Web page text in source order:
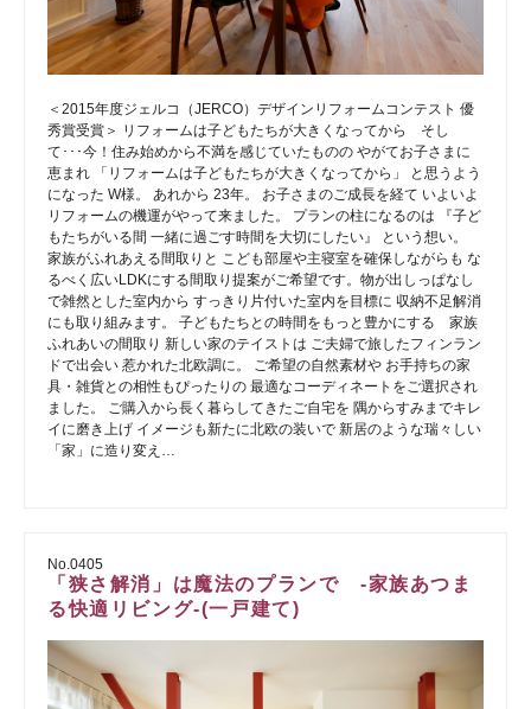
＜2015年度ジェルコ（JERCO）デザインリフォームコンテスト 優
秀賞受賞＞ リフォームは子どもたちが大きくなってから そし
て･･･今！住み始めから不満を感じていたものの やがてお子さまに
恵まれ 「リフォームは子どもたちが大きくなってから」 と思うよう
になった W様。 あれから 23年。 お子さまのご成長を経て いよいよ
リフォームの機運がやって来ました。 プランの柱になるのは 『子ど
もたちがいる間 一緒に過ごす時間を大切にしたい』 という想い。
家族がふれあえる間取りと こども部屋や主寝室を確保しながらも な
るべく広いLDKにする間取り提案がご希望です。物が出しっぱなし
で雑然とした室内から すっきり片付いた室内を目標に 収納不足解消
にも取り組みます。 子どもたちとの時間をもっと豊かにする 家族
ふれあいの間取り 新しい家のテイストは ご夫婦で旅したフィンラン
ドで出会い 惹かれた北欧調に。 ご希望の自然素材や お手持ちの家
具・雑貨との相性もぴったりの 最適なコーディネートをご選択され
ました。 ご購入から長く暮らしてきたご自宅を 隅からすみまでキレ
イに磨き上げ イメージも新たに北欧の装いで 新居のような瑞々しい
「家」に造り変え…
No.0405
「狭さ解消」は魔法のプランで -家族あつま
る快適リビング-(一戸建て)